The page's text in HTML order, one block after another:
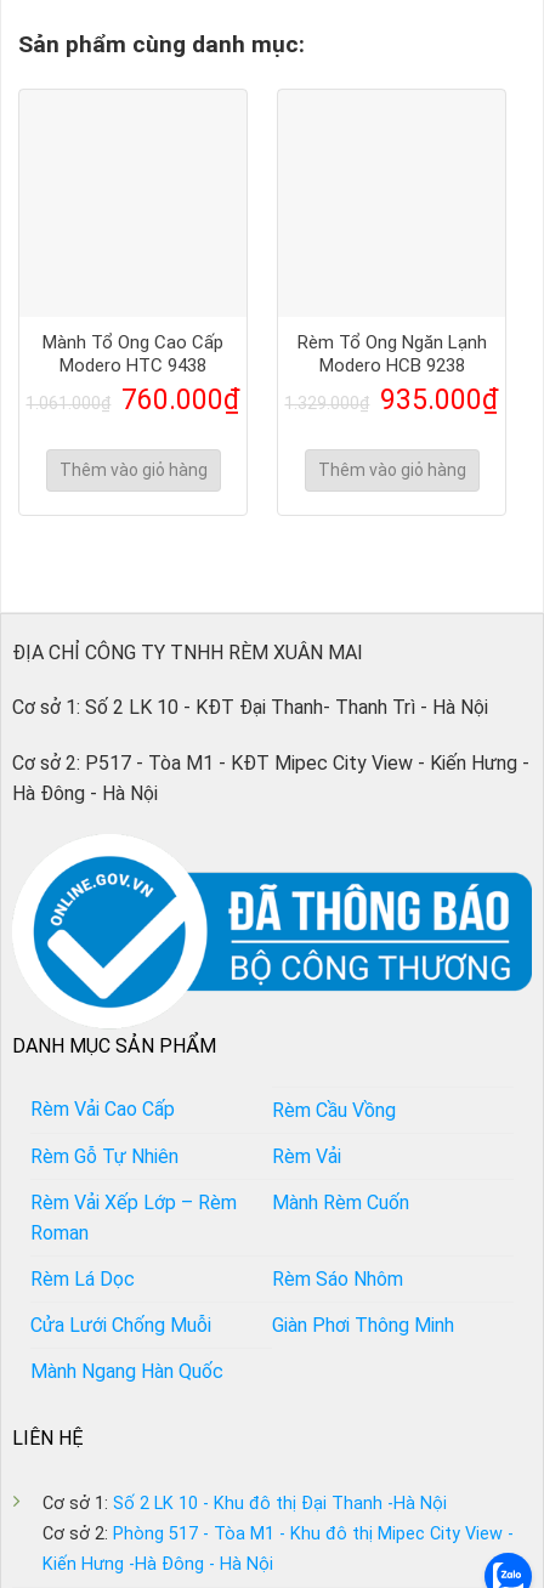
Sản phẩm cùng danh mục:
Mành Tổ Ong Cao Cấp
Modero HTC 9438
1.061.000₫ 760.000₫
Thêm vào giỏ hàng
Rèm Tổ Ong Ngăn Lạnh
Modero HCB 9238
1.329.000₫ 935.000₫
Thêm vào giỏ hàng
ĐỊA CHỈ CÔNG TY TNHH RÈM XUÂN MAI
Cơ sở 1: Số 2 LK 10 - KĐT Đại Thanh- Thanh Trì - Hà Nội
Cơ sở 2: P517 - Tòa M1 - KĐT Mipec City View - Kiến Hưng -
Hà Đông - Hà Nội
DANH MỤC SẢN PHẨM
Rèm Vải Cao Cấp
Rèm Cầu Vồng
Rèm Gỗ Tự Nhiên
Rèm Vải
Rèm Vải Xếp Lớp – Rèm
Roman
Mành Rèm Cuốn
Rèm Lá Dọc
Rèm Sáo Nhôm
Cửa Lưới Chống Muỗi
Giàn Phơi Thông Minh
Mành Ngang Hàn Quốc
LIÊN HỆ
Cơ sở 1: Số 2 LK 10 - Khu đô thị Đại Thanh -Hà Nội
Cơ sở 2: Phòng 517 - Tòa M1 - Khu đô thị Mipec City View -
Kiến Hưng -Hà Đông - Hà Nội